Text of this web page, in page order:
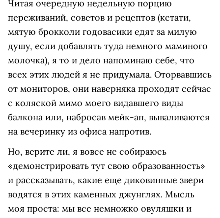
Читая очередную недельную порцию
переживаний, советов и рецептов (кстати,
мятую брокколи годовасики едят за милую
душу, если добавлять туда немного маминого
молочка), я то и дело напоминаю себе, что
всех этих людей я не придумала. Оторвавшись
от мониторов, они наверняка проходят сейчас
с коляской мимо моего видавшего виды
балкона или, набросав мейк-ап, вываливаются
на вечеринку из офиса напротив.
Но, верите ли, я вовсе не собираюсь
«демонстрировать тут свою образованность»
и рассказывать, какие еще диковинные звери
водятся в этих каменных джунглях. Мысль
моя проста: мы все немножко овуляшки и